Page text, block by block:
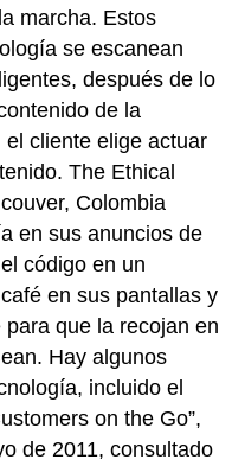
marcha. Estos
se escanean
después de lo
de la
cliente elige actuar
The Ethical
Colombia
en sus anuncios de
código en un
en sus pantallas y
que la recojan en
Hay algunos
incluido el
on the Go”,
de 2011, consultado